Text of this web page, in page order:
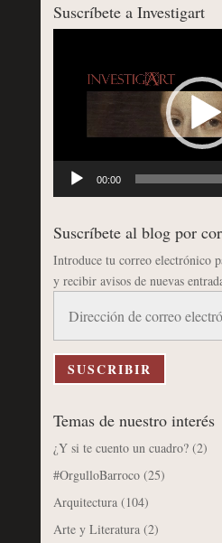
Suscríbete a Investigart
00:00
Suscríbete al blog por
Introduce tu correo electrónico
y recibir avisos de nuevas
correo
electrónico
SUSCRIBIR
Temas de nuestro interés
¿Y si te cuento un cuadro?(2)
#OrgulloBarroco(25)
Arquitectura(104)
Arte y Literatura(2)